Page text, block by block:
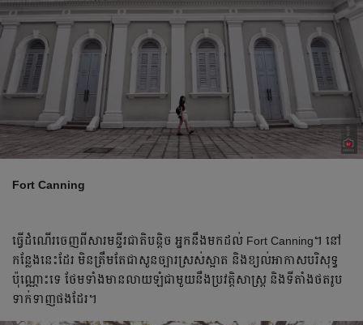
Fort Canning
ធ្វើ​ដំណើរ​​ចេញ​ពី​សារមន្ទីរជាតិ​បន្តិច អ្នក​នឹង​មក​ដល់​ Fort Canning។ នៅ​
កន្លែង​នេះ​ដែរ មិន​ត្រឹម​តែ​ជា​សួន​ច្បារ​ស្រស់​ស្អាត​ និង​ខ្យល់​អាកាស​បរិសុទ្ធ​
ប៉ុណ្ណោះ​ទេ ថែម​ទាំង​​មាន​លាយ​ឡំ​ជាមួយ​នឹង​ប្រវត្តិសាស្ត្រ​ និង​ទីតាំង​ថត​រូប​
ទាក់ទាញ​ផង​ដែរ។​